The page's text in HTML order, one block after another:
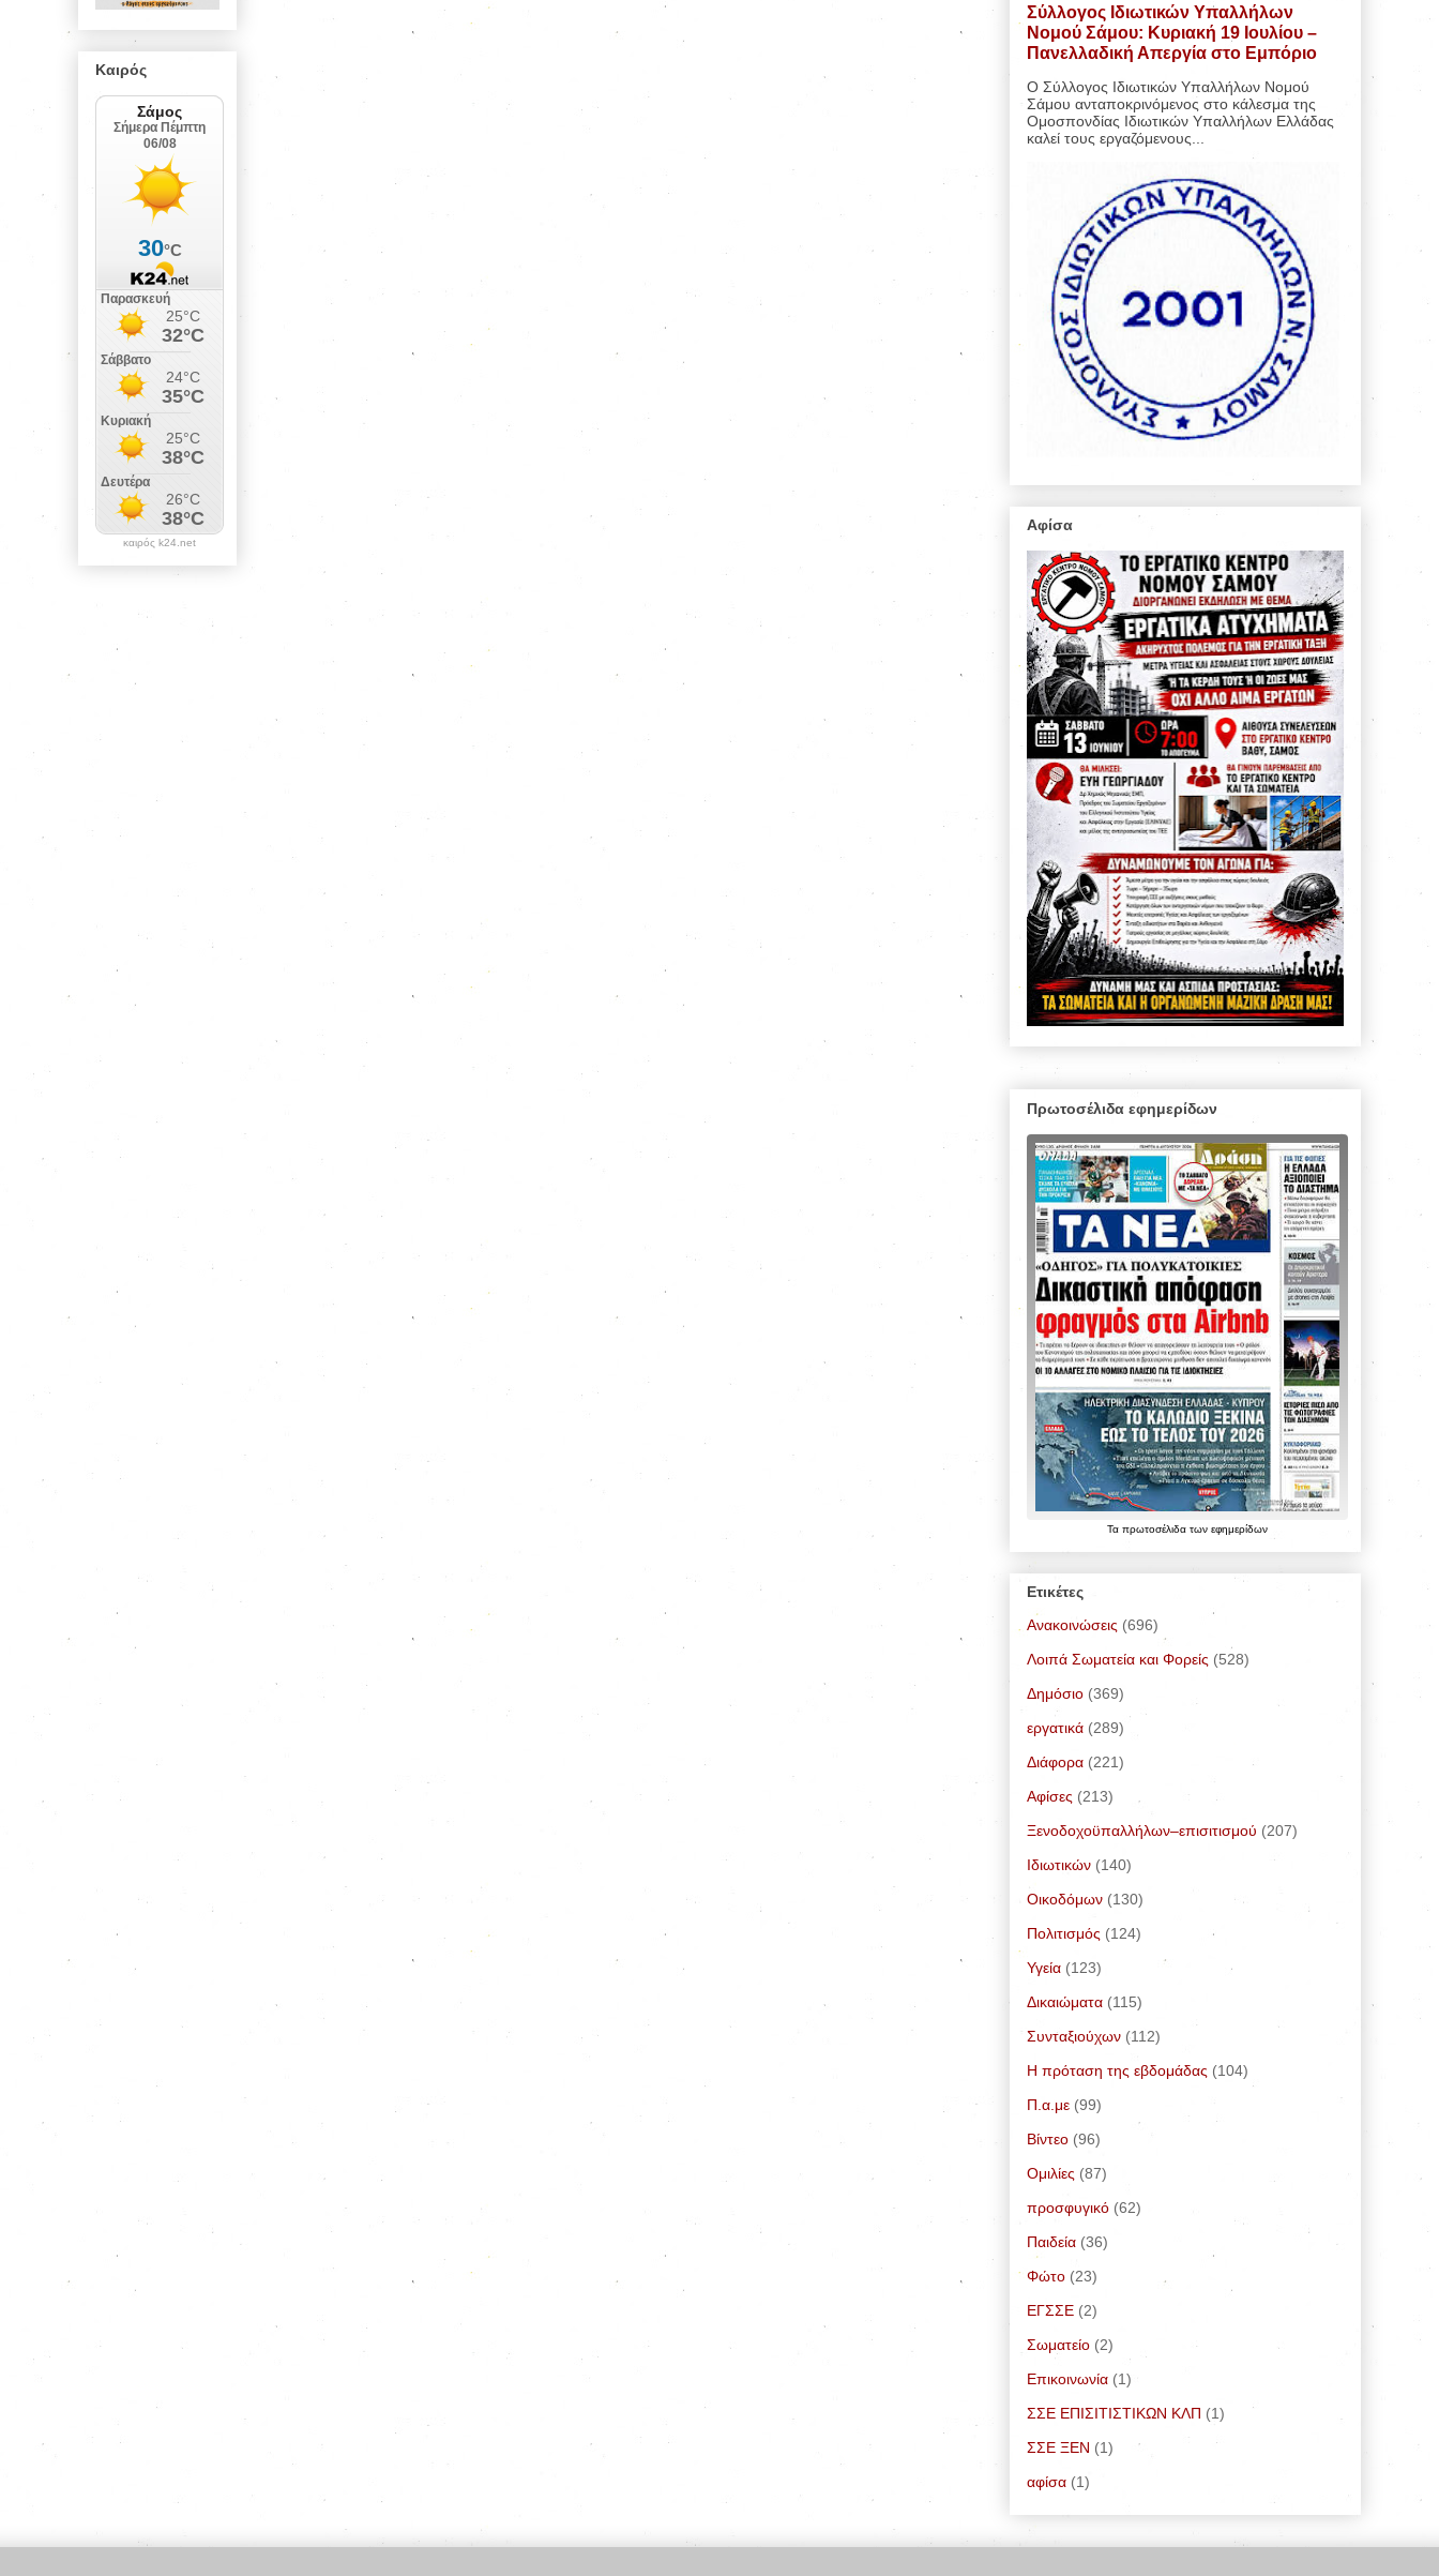
Καιρός
καιρός k24.net
Σύλλογος Ιδιωτικών Υπαλλήλων
Νομού Σάμου: Κυριακή 19 Ιουλίου –
Πανελλαδική Απεργία στο Εμπόριο
Ο Σύλλογος Ιδιωτικών Υπαλλήλων Νομού
Σάμου ανταποκρινόμενος στο κάλεσμα της
Ομοσπονδίας Ιδιωτικών Υπαλλήλων Ελλάδας
καλεί τους εργαζόμενους...
Αφίσα
Πρωτοσέλιδα εφημερίδων
Τα πρωτοσέλιδα των εφημερίδων
Ετικέτες
Ανακοινώσεις (696)
Λοιπά Σωματεία και Φορείς (528)
Δημόσιο (369)
εργατικά (289)
Διάφορα (221)
Αφίσες (213)
Ξενοδοχοϋπαλλήλων–επισιτισμού (207)
Ιδιωτικών (140)
Οικοδόμων (130)
Πολιτισμός (124)
Υγεία (123)
Δικαιώματα (115)
Συνταξιούχων (112)
Η πρόταση της εβδομάδας (104)
Π.α.με (99)
Bίντεο (96)
Ομιλίες (87)
προσφυγικό (62)
Παιδεία (36)
Φώτο (23)
ΕΓΣΣΕ (2)
Σωματείο (2)
Επικοινωνία (1)
ΣΣΕ ΕΠΙΣΙΤΙΣΤΙΚΩΝ ΚΛΠ (1)
ΣΣΕ ΞΕΝ (1)
αφίσα (1)